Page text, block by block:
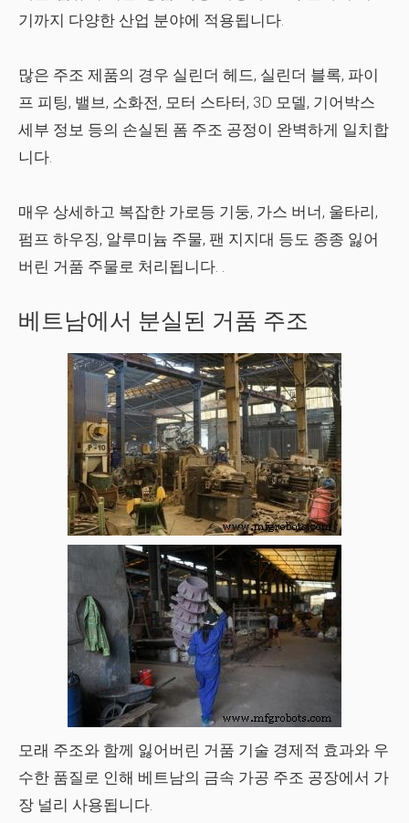
기까지 다양한 산업 분야에 적용됩니다.
많은 주조 제품의 경우 실린더 헤드, 실린더 블록, 파이
프 피팅, 밸브, 소화전, 모터 스타터, 3D 모델, 기어박스
세부 정보 등의 손실된 폼 주조 공정이 완벽하게 일치합
니다.
매우 상세하고 복잡한 가로등 기둥, 가스 버너, 울타리,
펌프 하우징, 알루미늄 주물, 팬 지지대 등도 종종 잃어
버린 거품 주물로 처리됩니다. .
베트남에서 분실된 거품 주조
모래 주조와 함께 잃어버린 거품 기술 경제적 효과와 우
수한 품질로 인해 베트남의 금속 가공 주조 공장에서 가
장 널리 사용됩니다.